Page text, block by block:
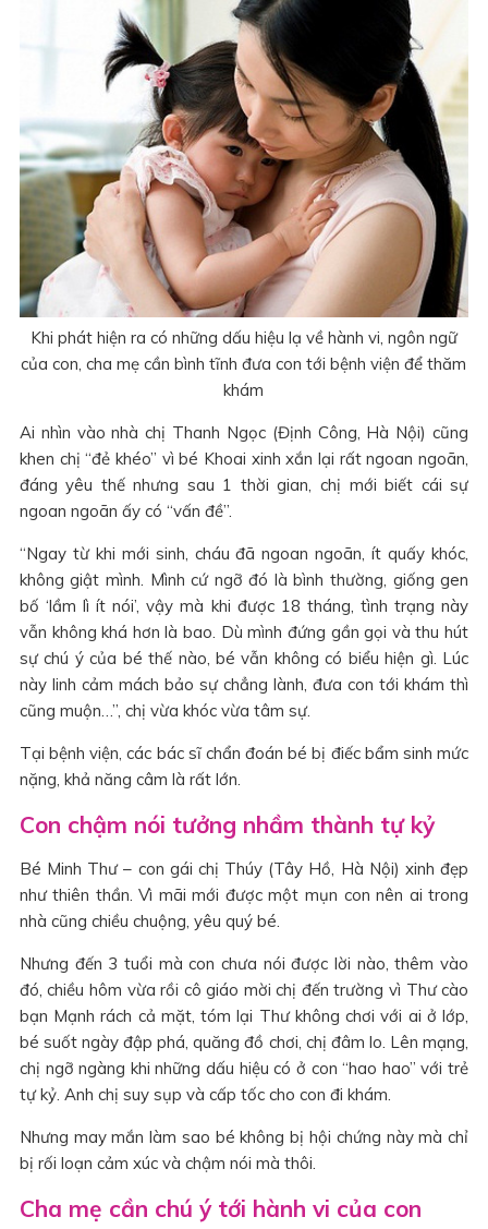
Khi phát hiện ra có những dấu hiệu lạ về hành vi, ngôn ngữ
của con, cha mẹ cần bình tĩnh đưa con tới bệnh viện để thăm
khám
Ai nhìn vào nhà chị Thanh Ngọc (Định Công, Hà Nội) cũng
khen chị “đẻ khéo” vì bé Khoai xinh xắn lại rất ngoan ngoãn,
đáng yêu thế nhưng sau 1 thời gian, chị mới biết cái sự
ngoan ngoãn ấy có “vấn đề”.
“Ngay từ khi mới sinh, cháu đã ngoan ngoãn, ít quấy khóc,
không giật mình. Mình cứ ngỡ đó là bình thường, giống gen
bố ‘lầm lì ít nói’, vậy mà khi được 18 tháng, tình trạng này
vẫn không khá hơn là bao. Dù mình đứng gần gọi và thu hút
sự chú ý của bé thế nào, bé vẫn không có biểu hiện gì. Lúc
này linh cảm mách bảo sự chẳng lành, đưa con tới khám thì
cũng muộn…”, chị vừa khóc vừa tâm sự.
Tại bệnh viện, các bác sĩ chẩn đoán bé bị điếc bẩm sinh mức
nặng, khả năng câm là rất lớn.
Con chậm nói tưởng nhầm thành tự kỷ
Bé Minh Thư – con gái chị Thúy (Tây Hồ, Hà Nội) xinh đẹp
như thiên thần. Vì mãi mới được một mụn con nên ai trong
nhà cũng chiều chuộng, yêu quý bé.
Nhưng đến 3 tuổi mà con chưa nói được lời nào, thêm vào
đó, chiều hôm vừa rồi cô giáo mời chị đến trường vì Thư cào
bạn Mạnh rách cả mặt, tóm lại Thư không chơi với ai ở lớp,
bé suốt ngày đập phá, quăng đồ chơi, chị đâm lo. Lên mạng,
chị ngỡ ngàng khi những dấu hiệu có ở con “hao hao” với trẻ
tự kỷ. Anh chị suy sụp và cấp tốc cho con đi khám.
Nhưng may mắn làm sao bé không bị hội chứng này mà chỉ
bị rối loạn cảm xúc và chậm nói mà thôi.
Cha mẹ cần chú ý tới hành vi của con